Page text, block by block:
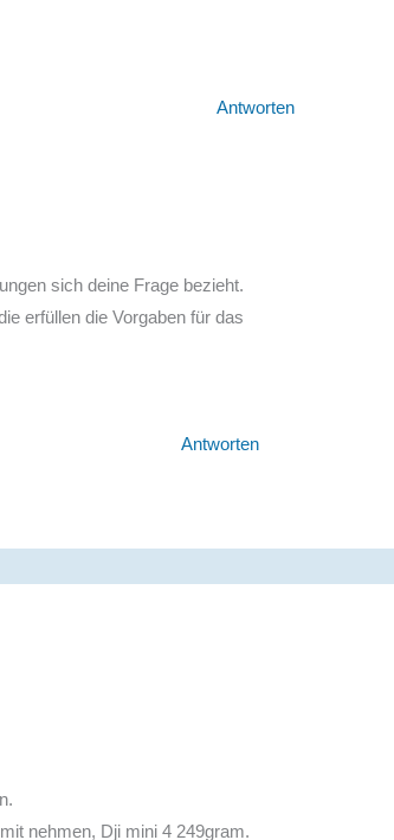
Antworten
sich deine Frage bezieht.
erfüllen die Vorgaben für das
Antworten
nehmen, Dji mini 4 249gram.